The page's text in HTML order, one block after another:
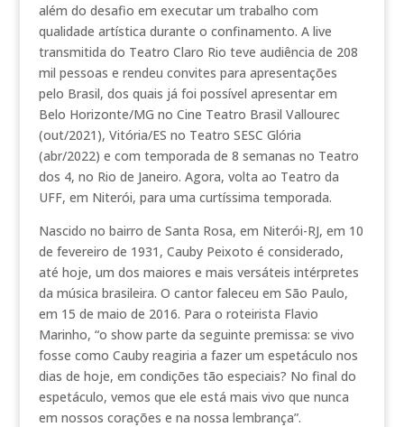
além do desafio em executar um trabalho com
qualidade artística durante o confinamento. A live
transmitida do Teatro Claro Rio teve audiência de 208
mil pessoas e rendeu convites para apresentações
pelo Brasil, dos quais já foi possível apresentar em
Belo Horizonte/MG no Cine Teatro Brasil Vallourec
(out/2021), Vitória/ES no Teatro SESC Glória
(abr/2022) e com temporada de 8 semanas no Teatro
dos 4, no Rio de Janeiro. Agora, volta ao Teatro da
UFF, em Niterói, para uma curtíssima temporada.
Nascido no bairro de Santa Rosa, em Niterói-RJ, em 10
de fevereiro de 1931, Cauby Peixoto é considerado,
até hoje, um dos maiores e mais versáteis intérpretes
da música brasileira. O cantor faleceu em São Paulo,
em 15 de maio de 2016. Para o roteirista Flavio
Marinho, “o show parte da seguinte premissa: se vivo
fosse como Cauby reagiria a fazer um espetáculo nos
dias de hoje, em condições tão especiais? No final do
espetáculo, vemos que ele está mais vivo que nunca
em nossos corações e na nossa lembrança”.